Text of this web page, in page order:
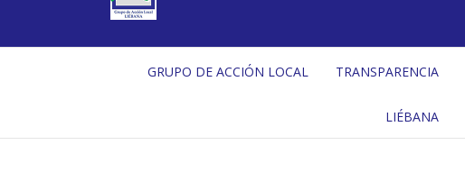
GRUPO DE ACCIÓN LOCAL TRANSPARENCIA
LIÉBANA